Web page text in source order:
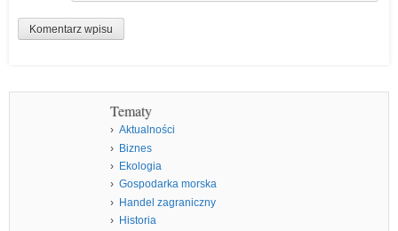
Tematy
Aktualności
Biznes
Ekologia
Gospodarka morska
Handel zagraniczny
Historia